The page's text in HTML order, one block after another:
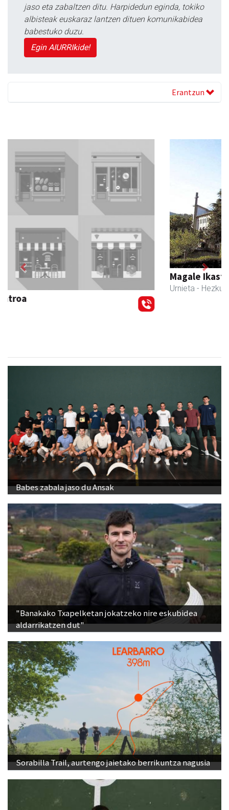
jaso eta zabaltzen ditu. Harpidedun eginda, tokiko
albisteak euskaraz lantzen dituen komunikabidea
babestuko duzu.
Egin AIURRIkide!
Erantzun
Magale Ikastetxea
Urnieta - Hezkuntza
Previous Next
Babes zabala jaso du Ansak
"Banakako Txapelketan jokatzeko nire eskubidea
aldarrikatzen dut"
Sorabilla Trail, aurtengo jaietako berrikuntza nagusia